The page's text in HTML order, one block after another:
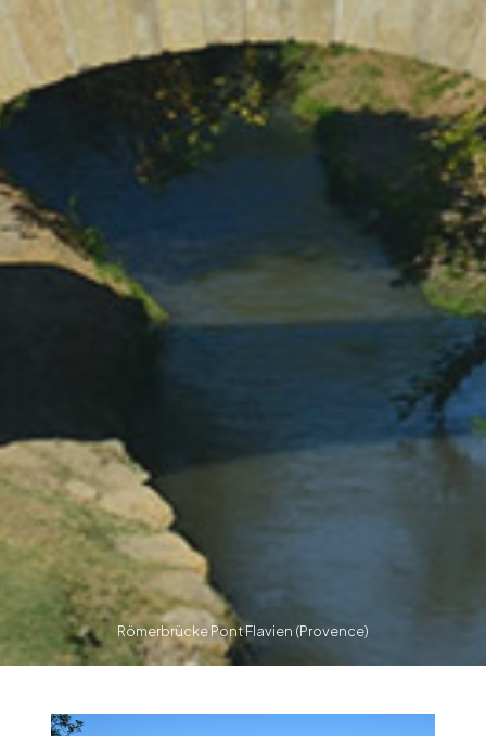
Römerbrücke Pont Flavien (Provence)